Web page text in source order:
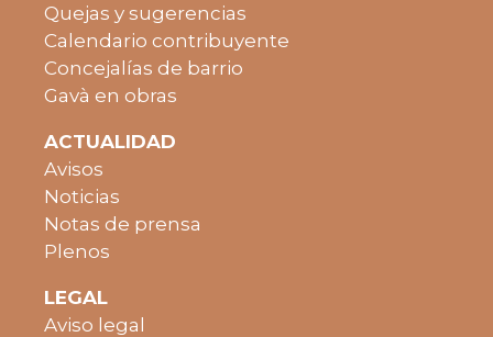
Quejas y sugerencias
Calendario contribuyente
Concejalías de barrio
Gavà en obras
ACTUALIDAD
Avisos
Noticias
Notas de prensa
Plenos
LEGAL
Aviso legal